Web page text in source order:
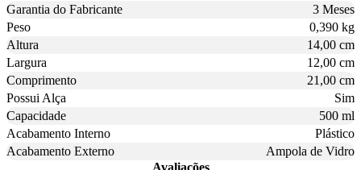
Garantia do Fabricante
3 Meses
Peso
0,390 kg
Altura
14,00 cm
Largura
12,00 cm
Comprimento
21,00 cm
Possui Alça
Sim
Capacidade
500 ml
Acabamento Interno
Plástico
Acabamento Externo
Ampola de Vidro